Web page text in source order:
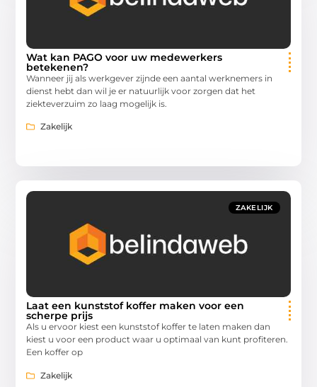
Wat kan PAGO voor uw medewerkers
betekenen?
Wanneer jij als werkgever zijnde een aantal werknemers in
dienst hebt dan wil je er natuurlijk voor zorgen dat het
ziekteverzuim zo laag mogelijk is.
Zakelijk
ZAKELIJK
Laat een kunststof koffer maken voor een
scherpe prijs
Als u ervoor kiest een kunststof koffer te laten maken dan
kiest u voor een product waar u optimaal van kunt profiteren.
Een koffer op
Zakelijk